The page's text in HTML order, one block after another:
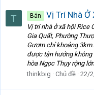
T Bán Vị Trí Nhà Ở
Vị trí nhà ở xã hội Rice
Gia Quất, Phường
Gươm chỉ khoảng
được tận hưởng
hòa Ngọc Thụy rộng
thinkbig
Chủ đề 22/